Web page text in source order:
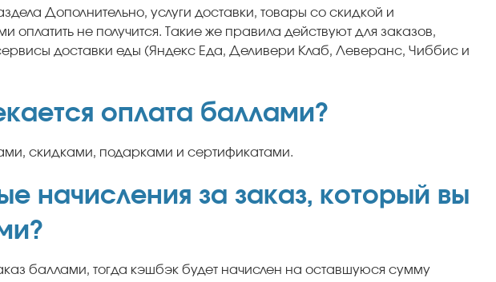
Дополнительно, услуги доставки, товары со скидкой и
оплатить не получится. Такие же правила действуют для заказов,
доставки еды (Яндекс Еда, Деливери Клаб, Леверанс, Чиббис и
оплата баллами?
скидками, подарками и сертификатами.
начисления за заказ, который вы
баллами, тогда кэшбэк будет начислен на оставшуюся сумму